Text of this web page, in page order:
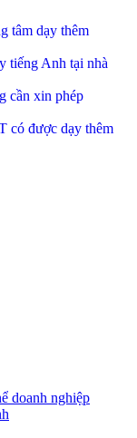
tâm dạy thêm
tiếng Anh tại nhà
cần xin phép
có được dạy thêm
doanh nghiệp